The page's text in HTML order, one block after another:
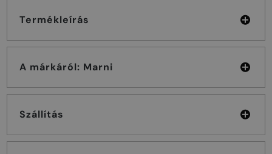
Termékleírás
A márkáról: Marni
Szállítás